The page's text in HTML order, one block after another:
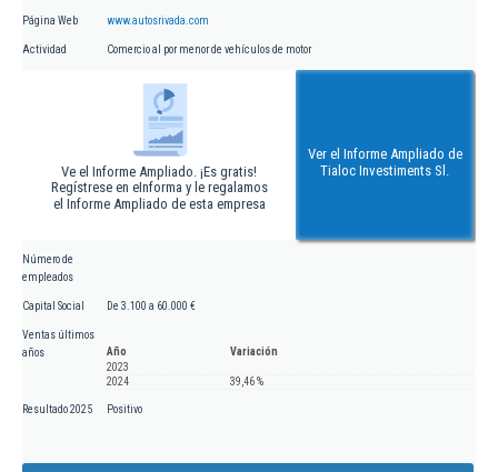
Página Web www.autosrivada.com
Actividad Comercio al por menor de vehículos de motor
Ve el Informe Ampliado. ¡Es gratis!
Regístrese en eInforma y le regalamos
el Informe Ampliado de esta empresa
Ver el Informe Ampliado de
Tialoc Investiments Sl.
Número de
empleados
Capital Social De 3.100 a 60.000 €
Ventas últimos
años
Año
Variación
2023
2024
39,46 %
Resultado 2025 Positivo